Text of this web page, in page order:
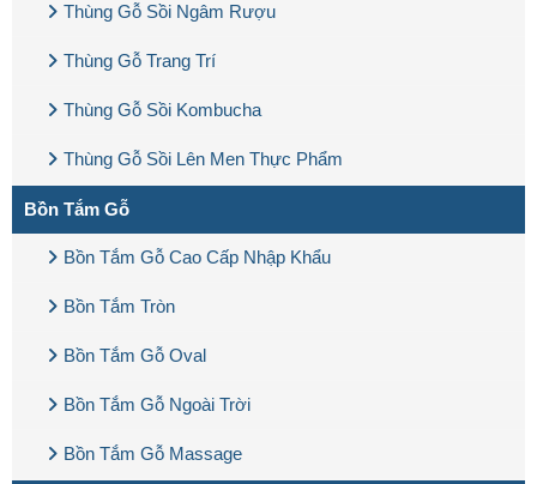
Thùng Gỗ Sồi Ngâm Rượu
Thùng Gỗ Trang Trí
Thùng Gỗ Sồi Kombucha
Thùng Gỗ Sồi Lên Men Thực Phẩm
Bồn Tắm Gỗ
Bồn Tắm Gỗ Cao Cấp Nhập Khẩu
Bồn Tắm Tròn
Bồn Tắm Gỗ Oval
Bồn Tắm Gỗ Ngoài Trời
Bồn Tắm Gỗ Massage